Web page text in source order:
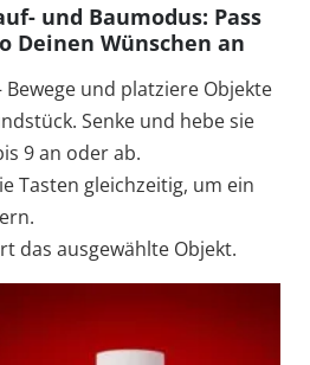
und Baumodus: Pass
Deinen Wünschen an
Bewege und platziere Objekte
Senke und hebe sie
9 an oder ab.
Tasten gleichzeitig, um ein
das ausgewählte Objekt.